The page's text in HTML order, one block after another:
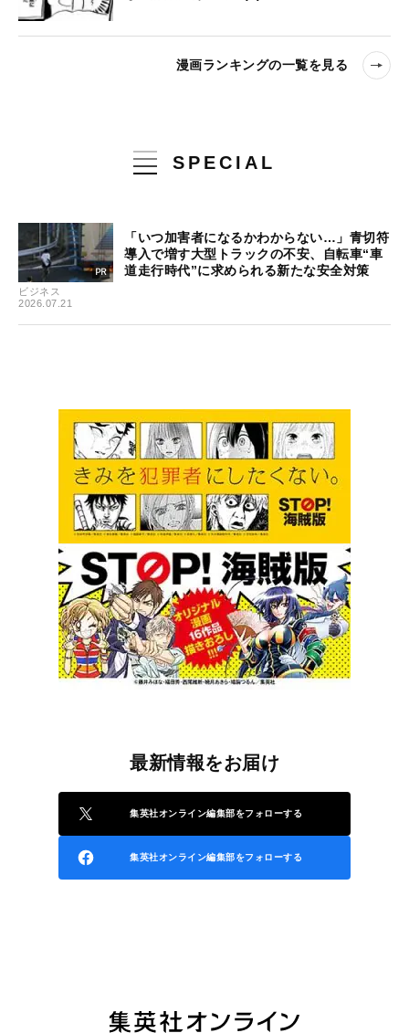
漫画ランキングの一覧を見る
SPECIAL
ビジネス
2026.07.21
「いつ加害者になるかわからない…」青切符
導入で増す大型トラックの不安、自転車“車
道走行時代”に求められる新たな安全対策
最新情報をお届け
集英社オンライン編集部をフォローする
集英社オンライン編集部をフォローする